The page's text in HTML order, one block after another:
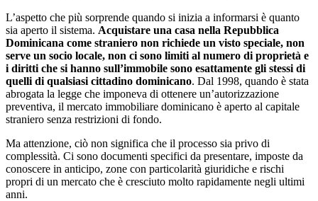
L’aspetto che più sorprende quando si inizia a informarsi è quanto
sia aperto il sistema. Acquistare una casa nella Repubblica
Dominicana come straniero non richiede un visto speciale, non
serve un socio locale, non ci sono limiti al numero di proprietà e
i diritti che si hanno sull’immobile sono esattamente gli stessi di
quelli di qualsiasi cittadino dominicano. Dal 1998, quando è stata
abrogata la legge che imponeva di ottenere un’autorizzazione
preventiva, il mercato immobiliare dominicano è aperto al capitale
straniero senza restrizioni di fondo.
Ma attenzione, ciò non significa che il processo sia privo di
complessità. Ci sono documenti specifici da presentare, imposte da
conoscere in anticipo, zone con particolarità giuridiche e rischi
propri di un mercato che è cresciuto molto rapidamente negli ultimi
anni.